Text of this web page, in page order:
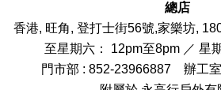
總店
香港, 旺角, 登打士街56號,家樂坊,
至星期六： 12pm至8pm ／ 星
門市部 : 852-23966887 辦工